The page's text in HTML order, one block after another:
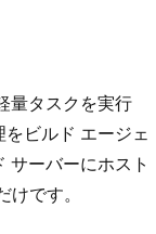
量タスクを実行
ビルド エージェ
サーバーにホスト
です。